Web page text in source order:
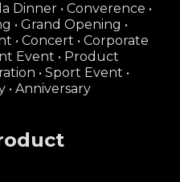
Dinner • Converence •
• Grand Opening •
• Concert • Corporate
Event • Product
• Sport Event •
• Anniversary